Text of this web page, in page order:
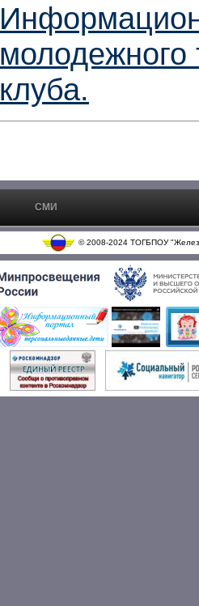
молодежного
клуба.
СМИ
© 2008-2024 ТОГБПОУ